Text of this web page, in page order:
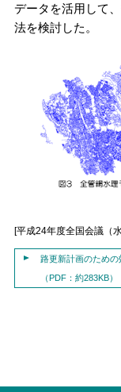
データを活用して
法を検討した。
[平成24年度全国会議（
路更新計画のため
（PDF：約283KB）